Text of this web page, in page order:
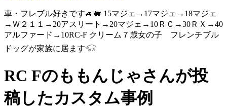
車・フレブル好きです🚙🐖 15マジェ→17マジェ→18マジェ
→Ｗ２１１→20アスリート→20マジェ→10ＲＣ→30ＲＸ→40
アルファード→10RC-F クリーム７歳女の子 フレンチブル
ドッグが家族に居ます𓃟
RC Fのももんじゃさんが投
稿したカスタム事例